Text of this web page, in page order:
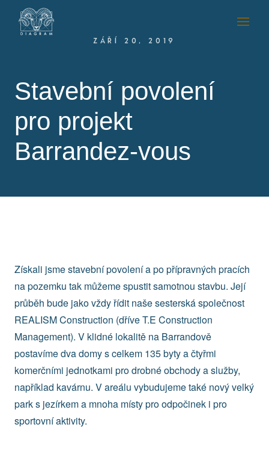
ZÁŘÍ 20, 2019
Stavební povolení
pro projekt
Barrandez-vous
Získali jsme stavební povolení a po přípravných pracích
na pozemku tak můžeme spustit samotnou stavbu. Její
průběh bude jako vždy řídit naše sesterská společnost
REALISM Construction (dříve T.E Construction
Management). V klidné lokalitě na Barrandově
postavíme dva domy s celkem 135 byty a čtyřmi
komerčními jednotkami pro drobné obchody a služby,
například kavárnu. V areálu vybudujeme také nový velký
park s jezírkem a mnoha místy pro odpočinek i pro
sportovní aktivity.